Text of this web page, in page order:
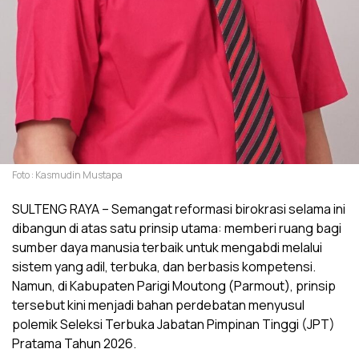
Foto : Kasmudin Mustapa
SULTENG RAYA – Semangat reformasi birokrasi selama ini
dibangun di atas satu prinsip utama: memberi ruang bagi
sumber daya manusia terbaik untuk mengabdi melalui
sistem yang adil, terbuka, dan berbasis kompetensi.
Namun, di Kabupaten Parigi Moutong (Parmout), prinsip
tersebut kini menjadi bahan perdebatan menyusul
polemik Seleksi Terbuka Jabatan Pimpinan Tinggi (JPT)
Pratama Tahun 2026.